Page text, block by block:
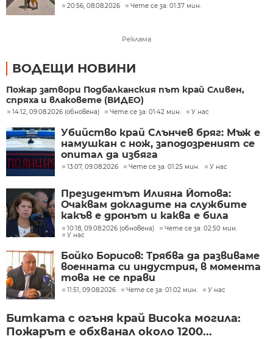
20:56, 08.08.2026 Чете се за: 01:37 мин.
Реклама
ВОДЕЩИ НОВИНИ
Пожар затвори Подбалканския път край Сливен,
спряха и влаковете (ВИДЕО)
14:12, 09.08.2026 (обновена) Чете се за: 01:42 мин. У нас
Убийство край Слънчев бряг: Мъж е
намушкан с нож, заподозреният се
опитал да избяга
13:07, 09.08.2026 Чете се за: 01:25 мин. У нас
Президентът Илияна Йотова:
Очаквам докладите на службите
какъв е дронът и каква е била
неговата роля
10:18, 09.08.2026 (обновена)
Чете се за: 02:50 мин.
У нас
Бойко Борисов: Трябва да развиваме
военната си индустрия, в момента
това не се прави
11:51, 09.08.2026 Чете се за: 01:02 мин. У нас
Битката с огъня край Висока могила:
Пожарът е обхванал около 1200...